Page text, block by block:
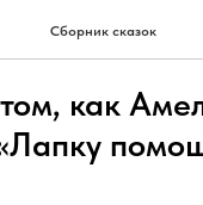
Сборник сказок
как